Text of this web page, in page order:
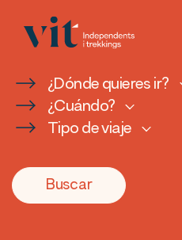
¿Dónde quieres ir?
¿Cuándo?
Tipo de viaje
Buscar